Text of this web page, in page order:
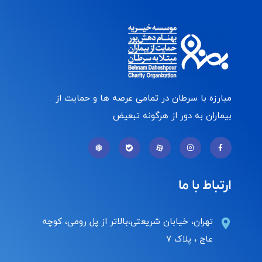
مبارزه با سرطان در تمامی عرصه ها و حمایت از
بیماران به دور از هرگونه تبعیض
ارتباط با ما
تهران، خیابان شریعتی،بالاتر از پل رومی، کوچه
عاج ، پلاک ۷